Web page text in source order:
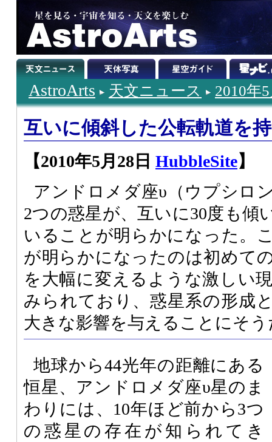
AstroArts 天文ニュース 2010年
互いに傾斜した公転軌道を
【2010年5月28日 HubbleSite】
アンドロメダ座υ（ウプシロ
2つの惑星が、互いに30度も傾
いることが明らかになった。
が明らかになったのは初めて
を大幅に変えるような激しい
みられており、惑星系の形成
大きな影響を与えることにそう
地球から44光年の距離にある
恒星、アンドロメダ座υ星のま
わりには、10年ほど前から3つ
の惑星の存在が知られてき